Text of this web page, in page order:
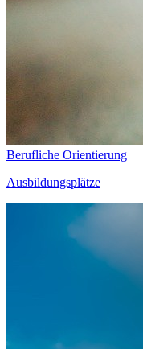
Berufliche Orientierung
Ausbildungsplätze